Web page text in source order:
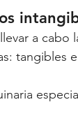
a cabo
tangibles